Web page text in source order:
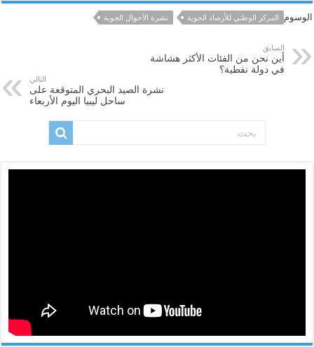
الوسوم المركز الوطني للأرصاد الجوية نشرة الأحوال الجوية
السابق
أين نحن من الفئات الأكثر هشاشة
في دولة نفطية؟
التالي
نشرة الصيد البحري المتوقعة على
ساحل ليبيا اليوم الأربعاء